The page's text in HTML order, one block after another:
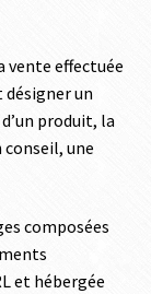
vente effectuée
un
produit, la
une
composées
et hébergée